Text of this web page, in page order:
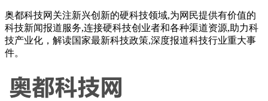
奥都科技网关注新兴创新的硬科技领域,为网民提供有价值的
科技新闻报道服务,连接硬科技创业者和各种渠道资源,助力科
技产业化，解读国家最新科技政策,深度报道科技行业重大事
件。